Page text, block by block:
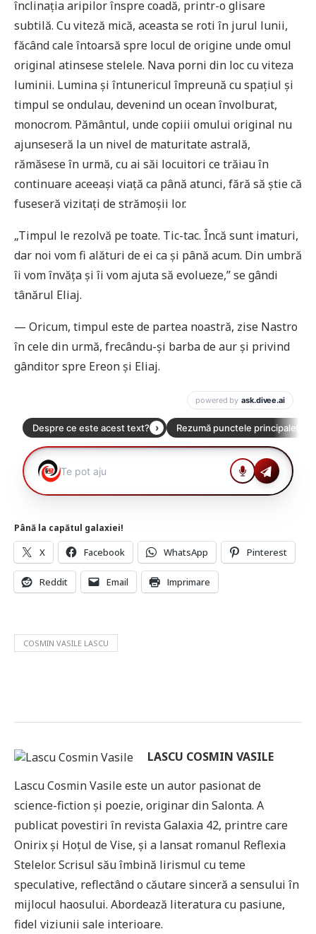
înclinația aripilor înspre coadă, printr-o glisare
subtilă. Cu viteză mică, aceasta se roti în jurul lunii,
făcând cale întoarsă spre locul de origine unde omul
original atinsese stelele. Nava porni din loc cu viteza
luminii. Lumina și întunericul împreună cu spațiul și
timpul se ondulau, devenind un ocean învolburat,
monocrom. Pământul, unde copiii omului original nu
ajunseseră la un nivel de maturitate astrală,
rămăsese în urmă, cu ai săi locuitori ce trăiau în
continuare aceeași viață ca până atunci, fără să știe că
fuseseră vizitați de strămoșii lor.
„Timpul le rezolvă pe toate. Tic-tac. Încă sunt imaturi,
dar noi vom fi alături de ei ca și până acum. Din umbră
îi vom învăța și îi vom ajuta să evolueze,” se gândi
tânărul Eliaj.
— Oricum, timpul este de partea noastră, zise Nastro
în cele din urmă, frecându-și barba de aur și privind
gânditor spre Ereon și Eliaj.
Până la capătul galaxiei!
X Facebook WhatsApp Pinterest
Reddit Email Imprimare
COSMIN VASILE LASCU
LASCU COSMIN VASILE
Lascu Cosmin Vasile este un autor pasionat de
science-fiction și poezie, originar din Salonta. A
publicat povestiri în revista Galaxia 42, printre care
Onirix și Hoțul de Vise, și a lansat romanul Reflexia
Stelelor. Scrisul său îmbină lirismul cu teme
speculative, reflectând o căutare sinceră a sensului în
mijlocul haosului. Abordează literatura cu pasiune,
fidel viziunii sale interioare.